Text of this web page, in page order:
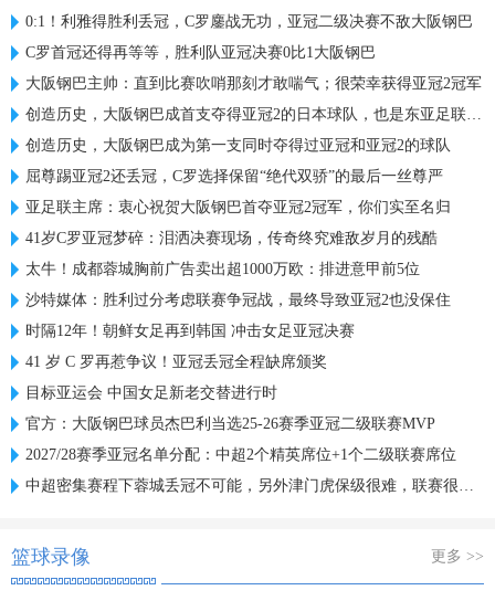
0:1！利雅得胜利丢冠，C罗鏖战无功，亚冠二级决赛不敌大阪钢巴
C罗首冠还得再等等，胜利队亚冠决赛0比1大阪钢巴
大阪钢巴主帅：直到比赛吹哨那刻才敢喘气；很荣幸获得亚冠2冠军
创造历史，大阪钢巴成首支夺得亚冠2的日本球队，也是东亚足联首队
创造历史，大阪钢巴成为第一支同时夺得过亚冠和亚冠2的球队
屈尊踢亚冠2还丢冠，C罗选择保留“绝代双骄”的最后一丝尊严
亚足联主席：衷心祝贺大阪钢巴首夺亚冠2冠军，你们实至名归
41岁C罗亚冠梦碎：泪洒决赛现场，传奇终究难敌岁月的残酷
太牛！成都蓉城胸前广告卖出超1000万欧：排进意甲前5位
沙特媒体：胜利过分考虑联赛争冠战，最终导致亚冠2也没保住
时隔12年！朝鲜女足再到韩国 冲击女足亚冠决赛
41 岁 C 罗再惹争议！亚冠丢冠全程缺席颁奖
目标亚运会 中国女足新老交替进行时
官方：大阪钢巴球员杰巴利当选25-26赛季亚冠二级联赛MVP
2027/28赛季亚冠名单分配：中超2个精英席位+1个二级联赛席位
中超密集赛程下蓉城丢冠不可能，另外津门虎保级很难，联赛很无聊
篮球录像 更多 >>